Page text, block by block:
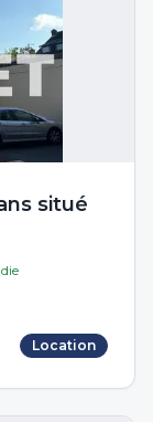
situé
Location